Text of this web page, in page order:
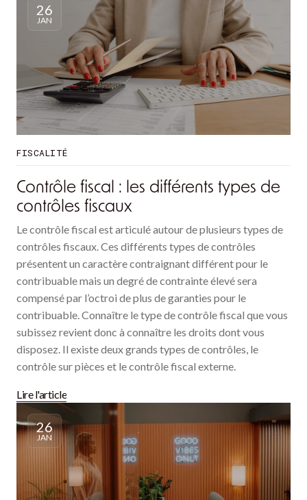
26
JAN
FISCALITÉ
Contrôle fiscal : les différents types de
contrôles fiscaux
Le contrôle fiscal est articulé autour de plusieurs types de
contrôles fiscaux. Ces différents types de contrôles
présentent un caractère contraignant différent pour le
contribuable mais un degré de contrainte élevé sera
compensé par l’octroi de plus de garanties pour le
contribuable. Connaître le type de contrôle fiscal que vous
subissez revient donc à connaître les droits dont vous
disposez. Il existe deux grands types de contrôles, le
contrôle sur pièces et le contrôle fiscal externe.
Lire l'article
26
JAN